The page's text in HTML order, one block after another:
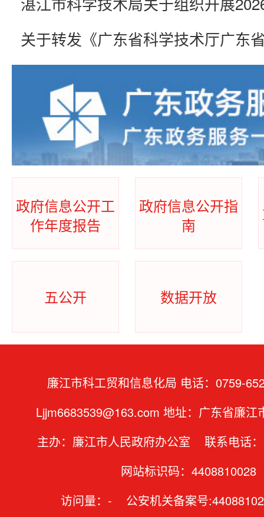
政府信息公开工
作年度报告
政府信息公开指
南
五公开 数据开放
廉江市科工贸和信息化局 电话：0759-
Ljjm6683539@163.com 地址：广东省廉江
主办：廉江市人民政府办公室 联系电话
网站标识码：4408810028
访问量： - 公安机关备案号